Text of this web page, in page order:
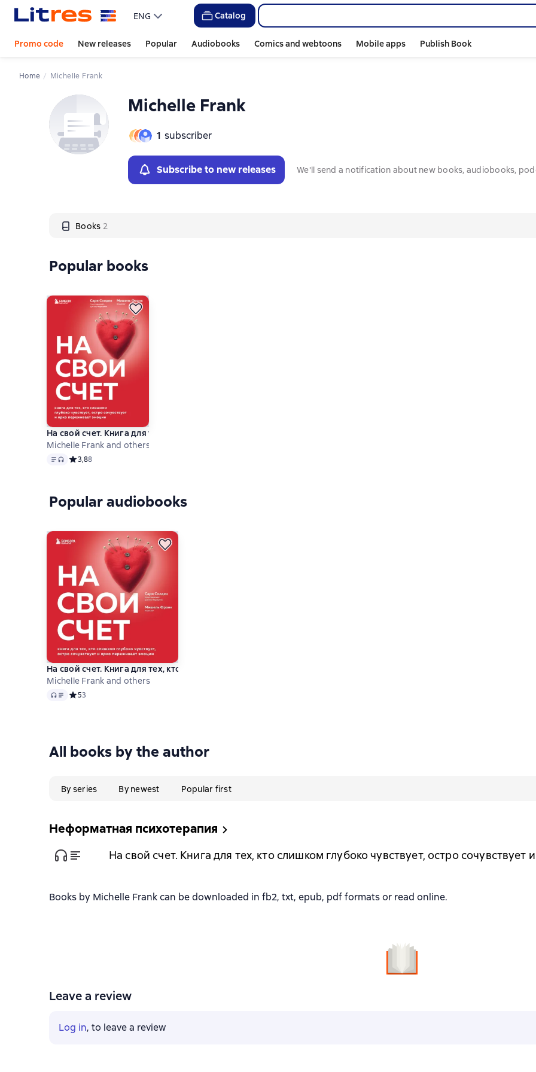
ENG Catalog
Promo code New releases Popular Audiobooks Comics and webtoons Mobile apps Publish Book
Home Michelle Frank
Michelle Frank
1 subscriber
Subscribe to new releases We'll send a notification about new books, audiobooks,
Books 2
Слайдер с книгами
Popular books
На свой счет. Книга для тех, кто слишком глубоко чувствует, остро сочувствует и ярко переживает эмоции
Michelle Frank and others
Text, audio format available
Средний рейтинг 3,8 на основе 8 оценок
3,88
Слайдер с книгами
Popular audiobooks
На свой счет. Книга для тех, кто слишком глубоко чувствует, остро сочувствует и ярко переживает эмоции
Michelle Frank and others
Audio Средний рейтинг 5 на основе 3 оценок
53
All books by the author
By series By newest Popular first
Неформатная психотерапия
На свой счет. Книга для тех, кто слишком глубоко чувствует, остро
Books by Michelle Frank can be downloaded in fb2, txt, epub, pdf formats or read online.
Leave a review
Log in, to leave a review